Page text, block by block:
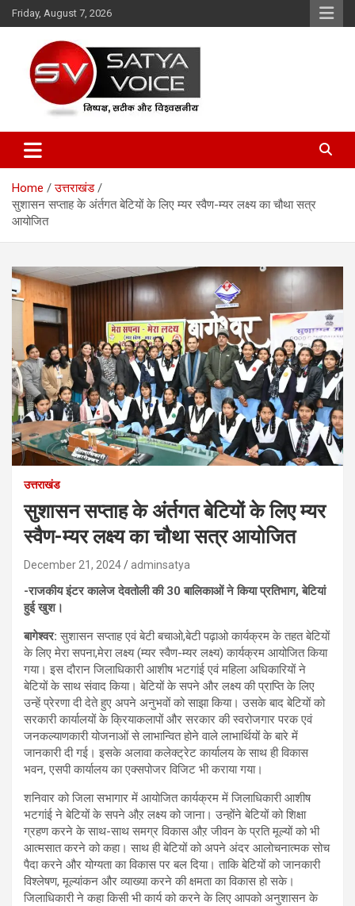
Skip
to
Friday, August 7, 2026
Satya Voice
Home
उत्तराखंड
सुशासन सप्ताह के अंर्तगत बेटियों के लिए म्यर स्वैण-म्यर लक्ष्य का चौथा सत्र
आयोजित
उत्तराखंड
सुशासन सप्ताह के अंर्तगत बेटियों के लिए म्यर
स्वैण-म्यर लक्ष्य का चौथा सत्र आयोजित
December 21, 2024 adminsatya
-राजकीय इंटर कालेज देवतोली की 30 बालिकाओं ने किया प्रतिभाग, बेटियां
हुई खुश।
बागेश्वर: सुशासन सप्ताह एवं बेटी बचाओ,बेटी पढ़ाओ कार्यक्रम के तहत बेटियों
के लिए मेरा सपना,मेरा लक्ष्य (म्यर स्वैण-म्यर लक्ष्य) कार्यक्रम आयोजित किया
गया। इस दौरान जिलाधिकारी आशीष भटगांई एवं महिला अधिकारियों ने
बेटियों के साथ संवाद किया। बेटियों के सपने और लक्ष्य की प्राप्ति के लिए
उन्हें प्रेरणा दी देते हुए अपने अनुभवों को साझा किया। उसके बाद बेटियों को
सरकारी कार्यालयों के क्रियाकलापों और सरकार की स्वरोजगार परक एवं
जनकल्याणकारी योजनाओं से लाभान्वित होने वाले लाभार्थियों के बारे में
जानकारी दी गई। इसके अलावा कलेक्ट्रेट कार्यालय के साथ ही विकास
भवन, एसपी कार्यालय का एक्सपोजर विजिट भी कराया गया।
शनिवार को जिला सभागार में आयोजित कार्यक्रम में जिलाधिकारी आशीष
भटगांई ने बेटियों के सपने औऱ लक्ष्य को जाना। उन्होंने बेटियों को शिक्षा
ग्रहण करने के साथ-साथ समग्र विकास औऱ जीवन के प्रति मूल्यों को भी
आत्मसात करने को कहा। साथ ही बेटियों को अपने अंदर आलोचनात्मक सोच
पैदा करने और योग्यता का विकास पर बल दिया। ताकि बेटियों को जानकारी
विश्लेषण, मूल्यांकन और व्याख्या करने की क्षमता का विकास हो सके।
जिलाधिकारी ने कहा किसी भी कार्य को करने के लिए आपको अनुशासन के